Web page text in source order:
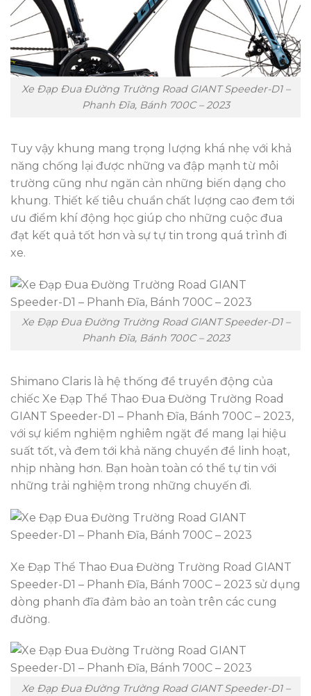
Xe Đạp Đua Đường Trường Road GIANT Speeder-D1 –
Phanh Đĩa, Bánh 700C – 2023
Tuy vậy khung mang trọng lượng khá nhẹ với khả
năng chống lại được những va đập mạnh từ môi
trường cũng như ngăn cản những biến dạng cho
khung. Thiết kế tiêu chuẩn chất lượng cao đem tới
ưu điểm khí động học giúp cho những cuộc đua
đạt kết quả tốt hơn và sự tự tin trong quá trình đi
xe.
Xe Đạp Đua Đường Trường Road GIANT Speeder-D1 –
Phanh Đĩa, Bánh 700C – 2023
Shimano Claris là hệ thống đề truyền động của
chiếc Xe Đạp Thể Thao Đua Đường Trường Road
GIANT Speeder-D1 – Phanh Đĩa, Bánh 700C – 2023,
với sự kiểm nghiệm nghiêm ngặt để mang lại hiệu
suất tốt, và đem tới khả năng chuyển đề linh hoạt,
nhịp nhàng hơn. Bạn hoàn toàn có thể tự tin với
những trải nghiệm trong những chuyến đi.
Xe Đạp Thể Thao Đua Đường Trường Road GIANT
Speeder-D1 – Phanh Đĩa, Bánh 700C – 2023 sử dụng
dòng phanh đĩa đảm bảo an toàn trên các cung
đường.
Xe Đạp Đua Đường Trường Road GIANT Speeder-D1 –